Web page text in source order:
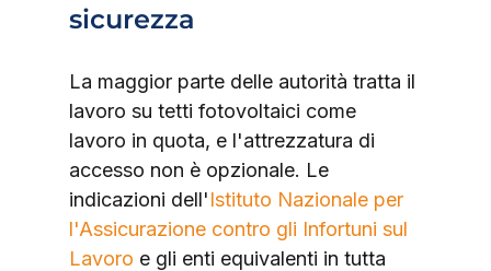
sicurezza
La maggior parte delle autorità tratta il
lavoro su tetti fotovoltaici come
lavoro in quota, e l'attrezzatura di
accesso non è opzionale. Le
indicazioni dell'Istituto Nazionale per
l'Assicurazione contro gli Infortuni sul
Lavoro e gli enti equivalenti in tutta